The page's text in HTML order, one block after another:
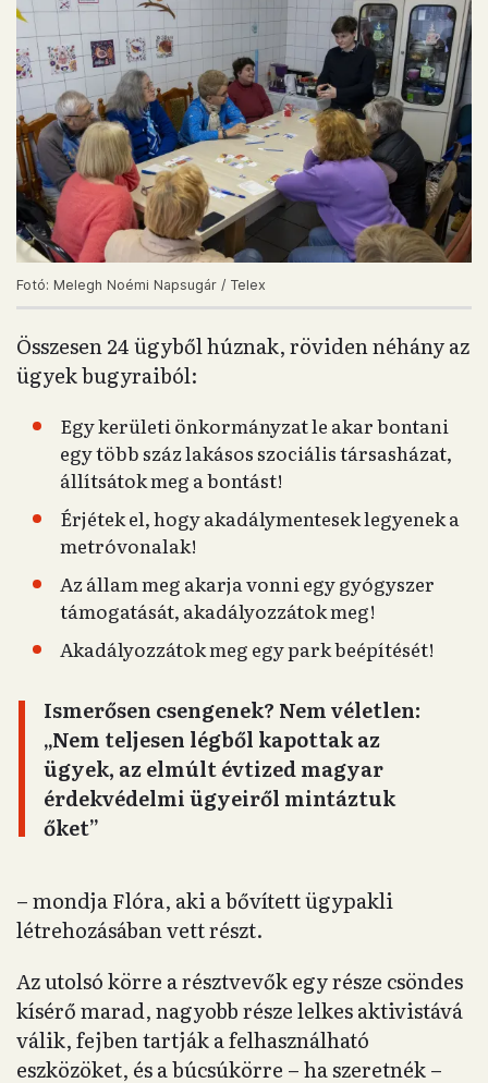
Fotó: Melegh Noémi Napsugár / Telex
Összesen 24 ügyből húznak, röviden néhány az
ügyek bugyraiból:
Egy kerületi önkormányzat le akar bontani
egy több száz lakásos szociális társasházat,
állítsátok meg a bontást!
Érjétek el, hogy akadálymentesek legyenek a
metróvonalak!
Az állam meg akarja vonni egy gyógyszer
támogatását, akadályozzátok meg!
Akadályozzátok meg egy park beépítését!
Ismerősen csengenek? Nem véletlen:
„Nem teljesen légből kapottak az
ügyek, az elmúlt évtized magyar
érdekvédelmi ügyeiről mintáztuk
őket”
– mondja Flóra, aki a bővített ügypakli
létrehozásában vett részt.
Az utolsó körre a résztvevők egy része csöndes
kísérő marad, nagyobb része lelkes aktivistává
válik, fejben tartják a felhasználható
eszközöket, és a búcsúkörre – ha szeretnék –